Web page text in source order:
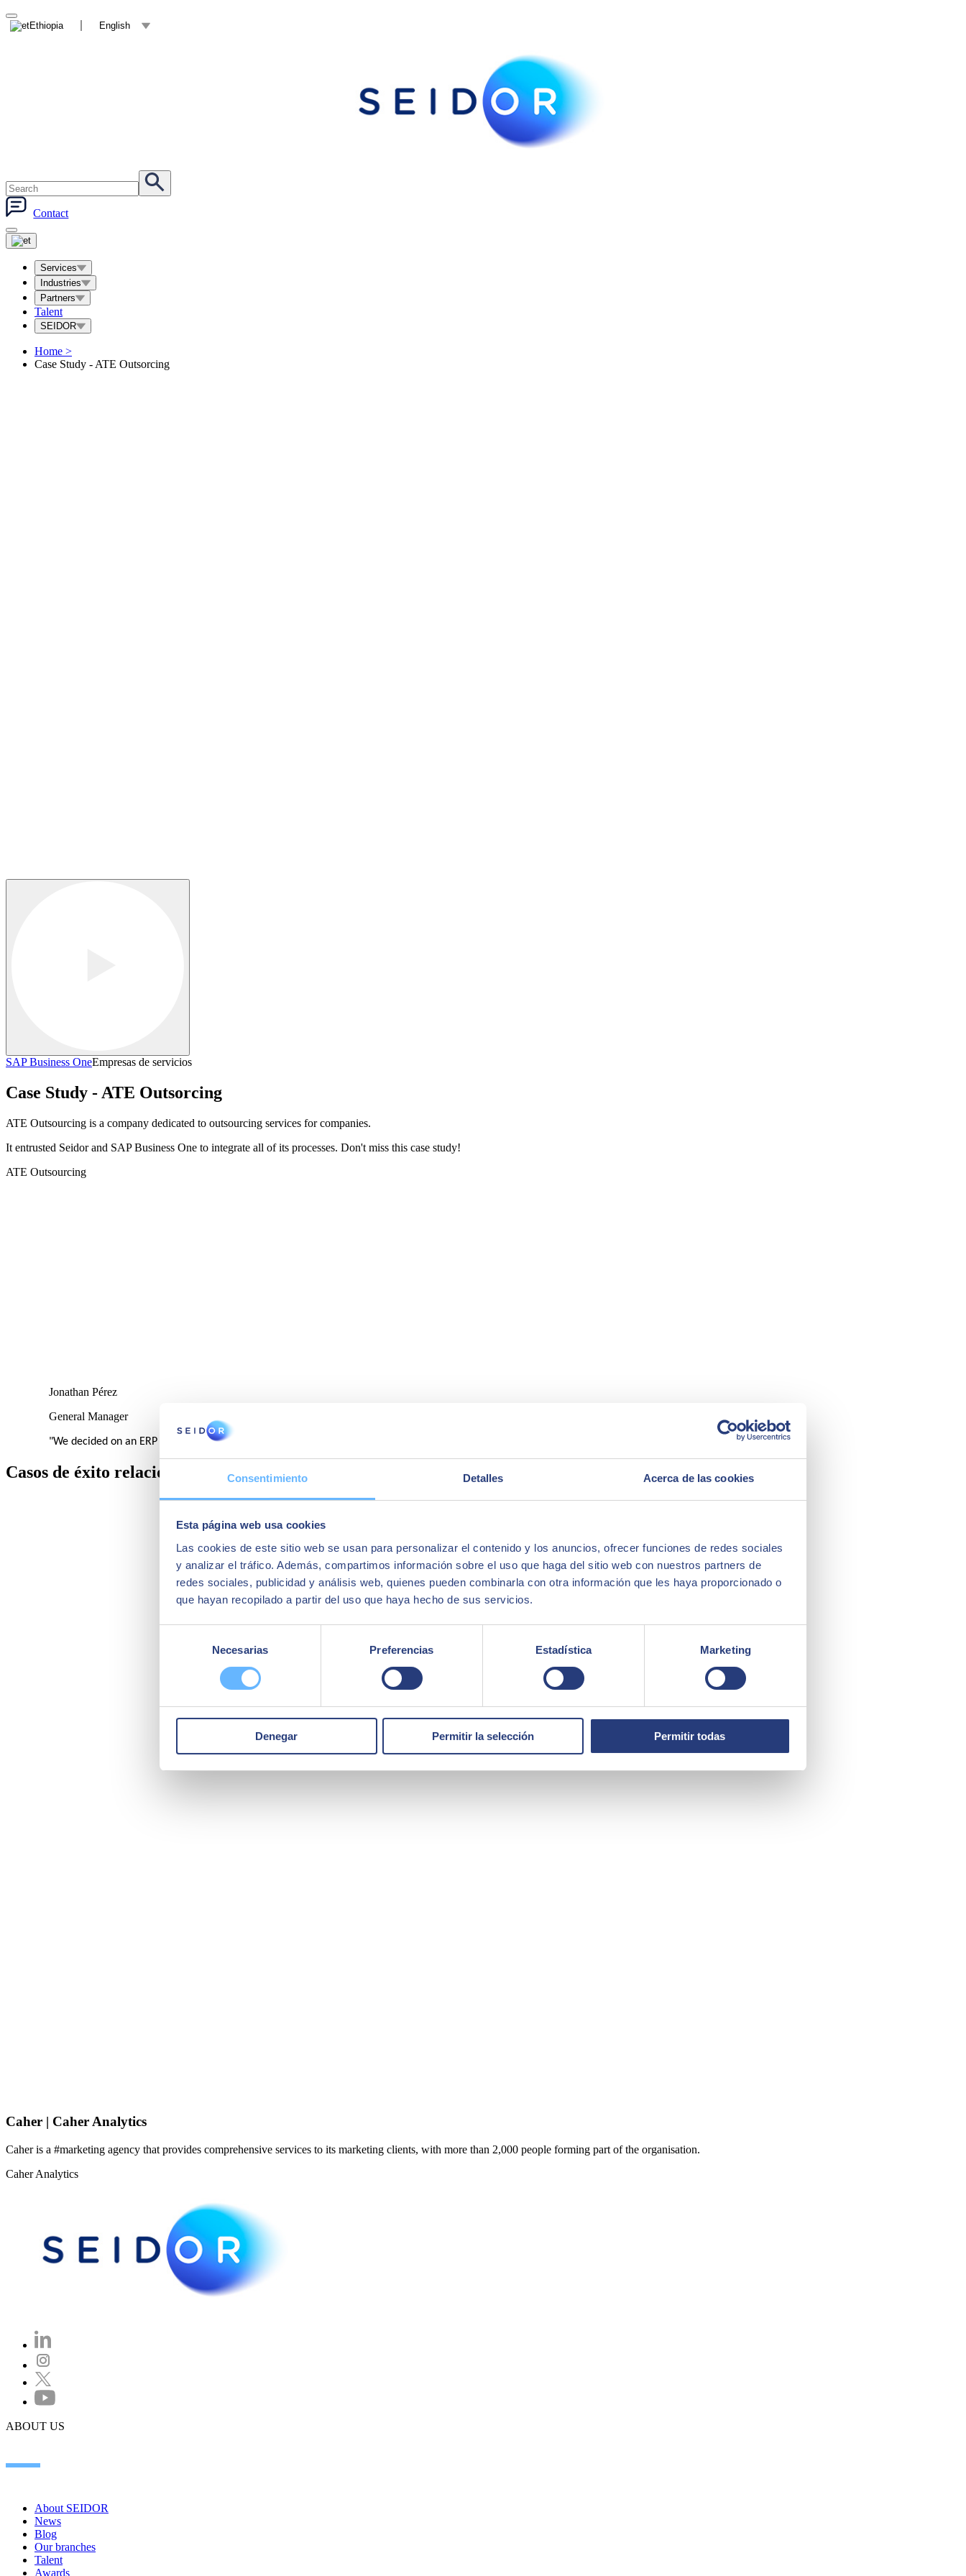
Consentimiento Detalles Acerca de las cookies
Esta página web usa cookies
Las cookies de este sitio web se usan para personalizar el contenido y los anuncios, ofrecer funciones de redes sociales
y analizar el tráfico. Además, compartimos información sobre el uso que haga del sitio web con nuestros partners de
redes sociales, publicidad y análisis web, quienes pueden combinarla con otra información que les haya proporcionado o
que hayan recopilado a partir del uso que haya hecho de sus servicios.
consentimiento
Necesarias Preferencias Estadística Marketing
Denegar Permitir la selección Permitir todas
Ethiopia English
Contact
Services
Industries
Partners
Talent
SEIDOR
Home >
Case Study - ATE Outsorcing
SAP Business OneEmpresas de servicios
Case Study - ATE Outsorcing
ATE Outsourcing is a company dedicated to outsourcing services for companies.
It entrusted Seidor and SAP Business One to integrate all of its processes. Don't miss this case study!
ATE Outsourcing
Jonathan Pérez
General Manager
"We decided on an ERP that could grow with us. Because of the reliability of its data, SAP B1 was the answer".
Casos de éxito relacionados:
Caher | Caher Analytics
Caher is a #marketing agency that provides comprehensive services to its marketing clients, with more than 2,000 people forming part of the organisation.
Caher Analytics
ABOUT US
About SEIDOR
News
Blog
Our branches
Talent
Awards